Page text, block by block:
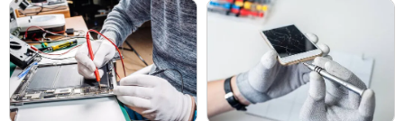
Если ваше устройство планируется использовать
длительное время, оригинальные запчасти — это
лучший выбор для обеспечения максимальной
совместимости и надежности.
Если планируется обновление устройства в